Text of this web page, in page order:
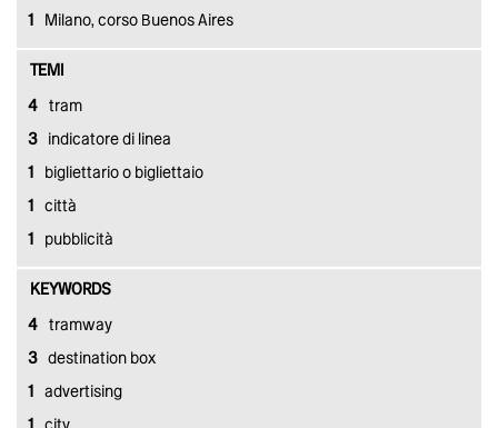
1 Milano, corso Buenos Aires
TEMI
4 tram
3 indicatore di linea
1 bigliettario o bigliettaio
1 città
1 pubblicità
KEYWORDS
4 tramway
3 destination box
1 advertising